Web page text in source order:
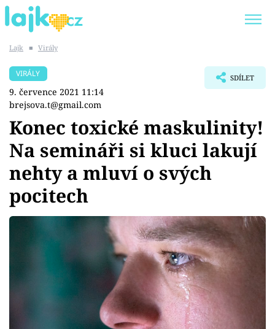
SHOPAHOLICADEL
Témata
Showbyznys
Youtubeři
Virály
Sex a vztahy
Lajk ■ Virály
VIRÁLY
9. července 2021 11:14
brejsova.t@gmail.com
SDÍLET
Konec toxické maskulinity!
Na semináři si kluci lakují
nehty a mluví o svých
pocitech